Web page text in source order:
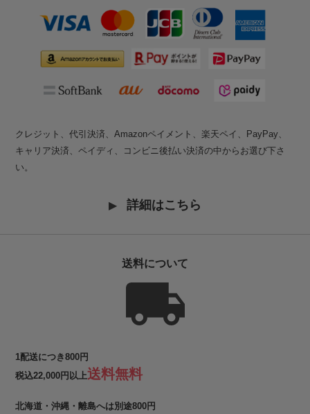
クレジット、代引決済、Amazonペイメント、楽天ペイ、PayPay、
キャリア決済、ペイディ、コンビニ後払い決済の中からお選び下さ
い。
詳細はこちら
送料について
1配送につき800円
税込22,000円以上送料無料
北海道・沖縄・離島へは別途800円